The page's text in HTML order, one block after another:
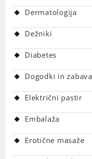
Dermatologija
Dežniki
Diabetes
Dogodki in zabava
Električni pastir
Embalaža
Erotične masaže